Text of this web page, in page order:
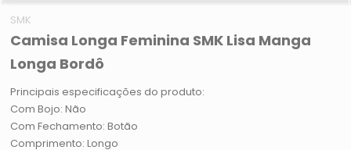
SMK
Camisa Longa Feminina SMK Lisa Manga
Longa Bordô
Principais especificações do produto:
Com Bojo: Não
Com Fechamento: Botão
Comprimento: Longo